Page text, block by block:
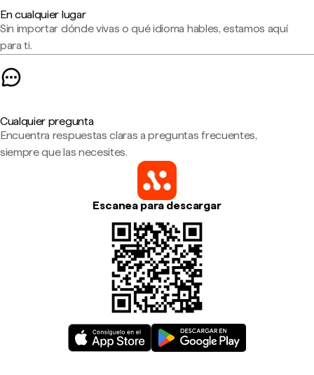
En cualquier lugar
Sin importar dónde vivas o qué idioma hables, estamos aquí
para ti.
Cualquier pregunta
Encuentra respuestas claras a preguntas frecuentes,
siempre que las necesites.
Escanea para descargar